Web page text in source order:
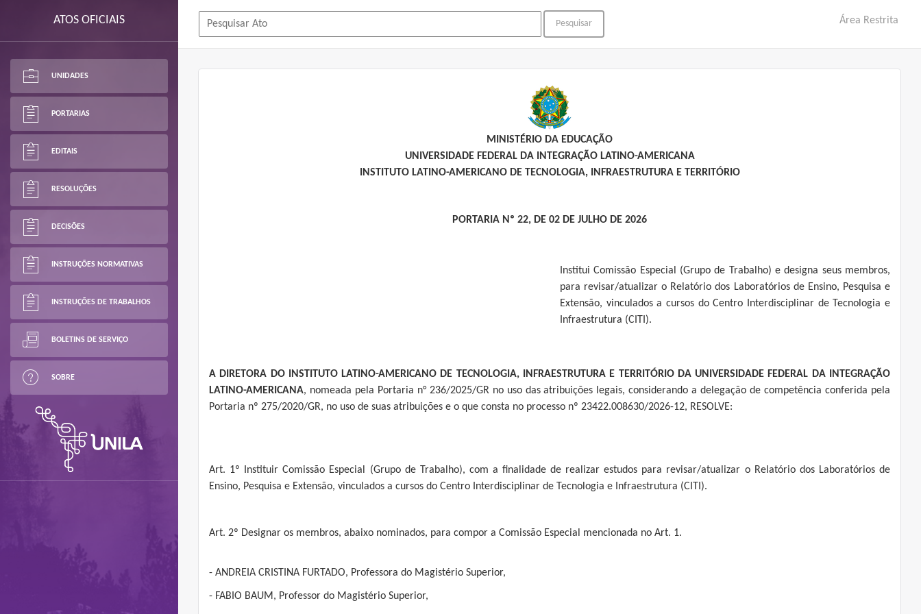
ATOS OFICIAIS
UNIDADES
PORTARIAS
EDITAIS
RESOLUÇÕES
DECISÕES
INSTRUÇÕES NORMATIVAS
INSTRUÇÕES DE TRABALHOS
BOLETINS DE SERVIÇO
SOBRE
Área Restrita
MINISTÉRIO DA EDUCAÇÃO
UNIVERSIDADE FEDERAL DA INTEGRAÇÃO LATINO-AMERICANA
INSTITUTO LATINO-AMERICANO DE TECNOLOGIA, INFRAESTRUTURA E TERRITÓRIO
PORTARIA Nº 22, DE 02 DE JULHO DE 2026
Institui Comissão Especial (Grupo de Trabalho) e designa seus membros,
para revisar/atualizar o Relatório dos Laboratórios de Ensino, Pesquisa e
Extensão, vinculados a cursos do Centro Interdisciplinar de Tecnologia e
Infraestrutura (CITI).
A DIRETORA DO INSTITUTO LATINO-AMERICANO DE TECNOLOGIA, INFRAESTRUTURA E TERRITÓRIO DA UNIVERSIDADE FEDERAL DA INTEGRAÇÃO
LATINO-AMERICANA, nomeada pela Portaria n° 236/2025/GR no uso das atribuições legais, considerando a delegação de competência conferida pela
Portaria nº 275/2020/GR, no uso de suas atribuições e o que consta no processo nº 23422.008630/2026-12, RESOLVE:
Art. 1º Instituir Comissão Especial (Grupo de Trabalho), com a finalidade de realizar estudos para revisar/atualizar o Relatório dos Laboratórios de
Ensino, Pesquisa e Extensão, vinculados a cursos do Centro Interdisciplinar de Tecnologia e Infraestrutura (CITI).
Art. 2º Designar os membros, abaixo nominados, para compor a Comissão Especial mencionada no Art. 1.
- ANDREIA CRISTINA FURTADO, Professora do Magistério Superior,
- FABIO BAUM, Professor do Magistério Superior,